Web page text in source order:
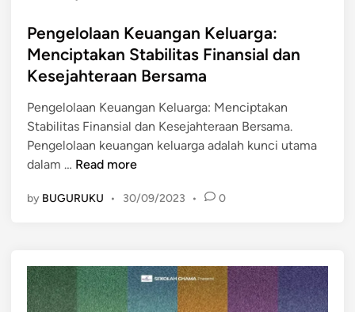
t
e
d
n
Pengelolaan Keuangan Keluarga:
Menciptakan Stabilitas Finansial dan
Kesejahteraan Bersama
Pengelolaan Keuangan Keluarga: Menciptakan
Stabilitas Finansial dan Kesejahteraan Bersama.
Pengelolaan keuangan keluarga adalah kunci utama
dalam … P
n
o
l
Read more
by BUGURUKU • 30/09/2023 • 0